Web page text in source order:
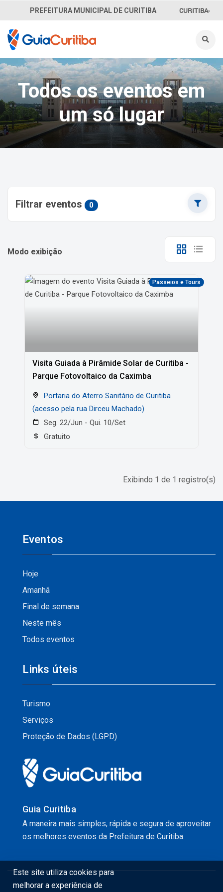
PREFEITURA MUNICIPAL DE CURITIBA CURITIBA-
INFORMAÇÃO
SECRETARIAS
Todos os eventos em
um só lugar
Filtrar eventos 0
Modo exibição
Passeios e Tours
Visita Guiada à Pirâmide Solar de Curitiba -
Parque Fotovoltaico da Caximba
(acesso pela rua Dirceu Machado)
Seg. 22/Jun - Qui. 10/Set
Gratuito
Exibindo 1 de 1 registro(s)
Este site utiliza cookies para
melhorar a experiência de
Eventos
Hoje
Amanhã
Final de semana
Neste mês
Todos eventos
Links úteis
Turismo
Serviços
Proteção de Dados (LGPD)
Guia Curitiba
A maneira mais simples, rápida e segura de aproveitar
os melhores eventos da Prefeitura de Curitiba.